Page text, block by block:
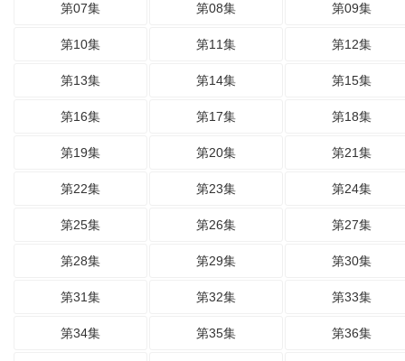
第07集 第08集 第09集
第10集 第11集 第12集
第13集 第14集 第15集
第16集 第17集 第18集
第19集 第20集 第21集
第22集 第23集 第24集
第25集 第26集 第27集
第28集 第29集 第30集
第31集 第32集 第33集
第34集 第35集 第36集